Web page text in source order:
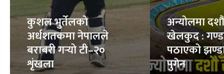
कुशल भुर्तेलको
अर्धशतकमा नेपालले
बराबरी गर्‍यो टी–२०
शृंखला
अन्योलमा दशौँ
खेलकुद :
पठाएको
पुगेन